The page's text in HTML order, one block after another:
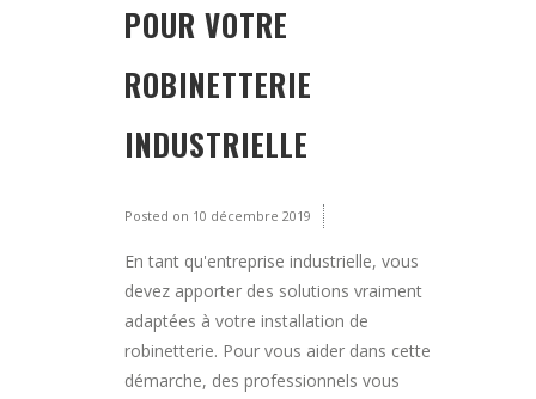
POUR VOTRE
ROBINETTERIE
INDUSTRIELLE
Posted on 10 décembre 2019
En tant qu'entreprise industrielle, vous
devez apporter des solutions vraiment
adaptées à votre installation de
robinetterie. Pour vous aider dans cette
démarche, des professionnels vous